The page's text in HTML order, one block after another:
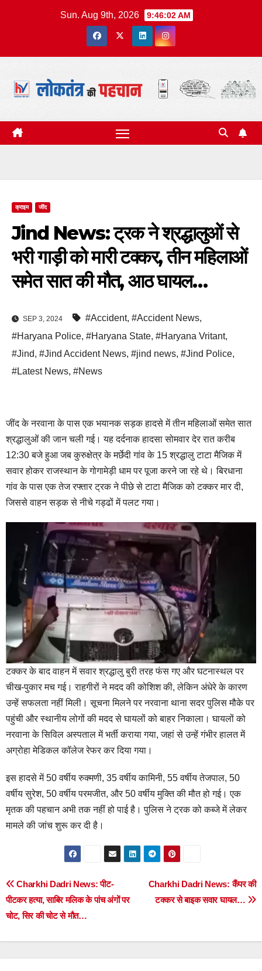
Sun. Aug 9th, 2026 9:46:03 AM
क्राइम जींद
Jind News: ट्रक ने श्रद्धालुओं से
भरी गाड़ी को मारी टक्कर, तीन महिलाओं
समेत सात की मौत, आठ घायल…
SEP 3, 2024 #Accident, #Accident News,
#Haryana Police, #Haryana State, #Haryana Vritant,
#Jind, #Jind Accident News, #jind news, #Jind Police,
#Latest News, #News
जींद के नरवाना के पास एक भयानक सड़क हादसे में तीन महिलाओं समेत सात
श्रद्धालुओं की जान चली गई। यह दर्दनाक हादसा सोमवार देर रात करीब
12:30 बजे हुआ जब कुरुक्षेत्र के मर्छेदी गांव के 15 श्रद्धालु टाटा मैजिक में
सवार होकर राजस्थान के गोगामेड़ी धाम पर पूजा करने जा रहे थे। बिरधाना
गांव के पास एक तेज रफ्तार ट्रक ने पीछे से टाटा मैजिक को टक्कर मार दी,
जिससे वाहन सड़क से नीचे गड्ढों में पलट गया।
टक्कर के बाद वाहन में सवार श्रद्धालु बुरी तरह फंस गए और घटनास्थल पर
चीख-पुकार मच गई। राहगीरों ने मदद की कोशिश की, लेकिन अंधेरे के कारण
उन्हें सफलता नहीं मिली। सूचना मिलने पर नरवाना थाना सदर पुलिस मौके पर
पहुंची और स्थानीय लोगों की मदद से घायलों को बाहर निकाला। घायलों को
नरवाना के सिविल अस्पताल में भर्ती कराया गया, जहां से उन्हें गंभीर हालत में
अग्रोहा मेडिकल कॉलेज रेफर कर दिया गया।
इस हादसे में 50 वर्षीय रुक्मणी, 35 वर्षीय कामिनी, 55 वर्षीय तेजपाल, 50
वर्षीय सुरेश, 50 वर्षीय परमजीत, और 50 वर्षीय मुक्ति की मौत हो गई। एक
मृतक की पहचान अभी तक नहीं हो पाई है। पुलिस ने ट्रक को कब्जे में लेकर
मामले की जांच शुरू कर दी है।
Post
navigation
Charkhi Dadri News: कैंपर की
टक्कर से बाइक सवार घायल…
Charkhi Dadri News: पीट-
पीटकर हत्या, साबिर मलिक के पांच अंगों पर
चोट, सिर की चोट से मौत…